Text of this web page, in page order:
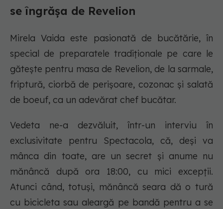
se îngrășa de Revelion
Mirela Vaida este pasionată de bucătărie, în
special de preparatele tradiţionale pe care le
găteşte pentru masa de Revelion, de la sarmale,
friptură, ciorbă de perișoare, cozonac și salată
de boeuf, ca un adevărat chef bucătar.
Vedeta ne-a dezvăluit, într-un interviu în
exclusivitate pentru Spectacola, că, deși va
mânca din toate, are un secret și anume nu
mănâncă după ora 18:00, cu mici excepții.
Atunci când, totuși, mănâncă seara dă o tură
cu bicicleta sau aleargă pe bandă pentru a se